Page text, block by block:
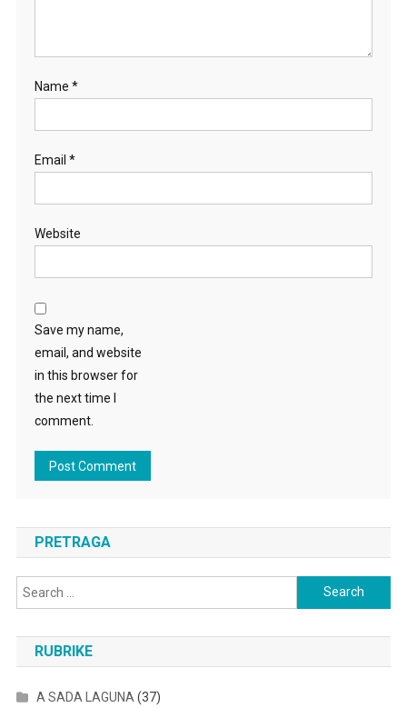
Name *
Email *
Website
Save my name,
email, and website
in this browser for
the next time I
comment.
PRETRAGA
Search
for:
RUBRIKE
A SADA LAGUNA (37)